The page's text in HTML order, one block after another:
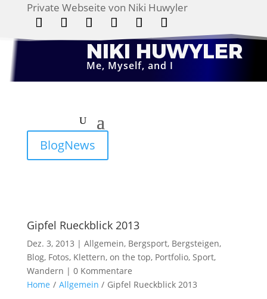
Private Webseite von Niki Huwyler
Folgen
NIKI HUWYLER
Me, Myself, and I
BlogNews
Gipfel Rueckblick 2013
Dez. 3, 2013 | Allgemein, Bergsport, Bergsteigen,
Blog, Fotos, Klettern, on the top, Portfolio, Sport,
Wandern | 0 Kommentare
Home / Allgemein / Gipfel Rueckblick 2013